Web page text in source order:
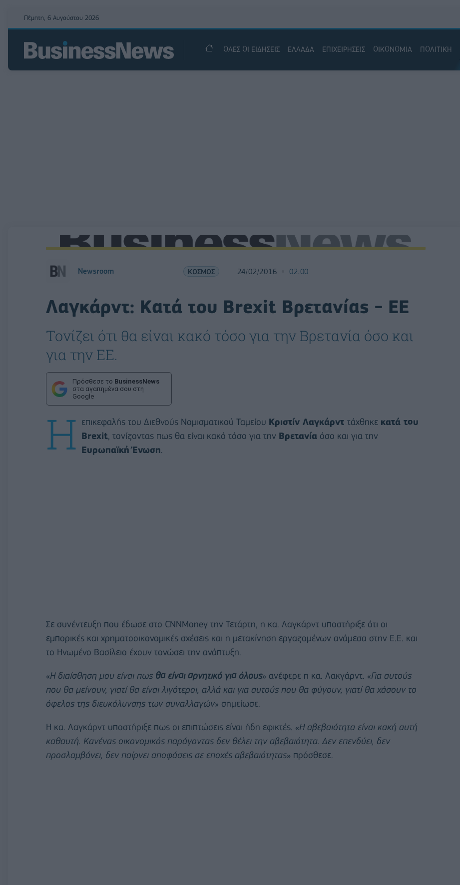
Πέμπτη, 6 Αυγούστου 2026
ΟΛΕΣ ΟΙ ΕΙΔΗΣΕΙΣ ΕΛΛΑΔΑ ΕΠΙΧΕΙΡΗΣΕΙΣ ΟΙΚΟΝΟΜΙΑ ΠΟΛΙΤΙΚΗ
Newsroom ΚΟΣΜΟΣ 24/02/2016 02:00
Λαγκάρντ: Κατά του Brexit Βρετανίας - ΕΕ
Τονίζει ότι θα είναι κακό τόσο για την Βρετανία όσο και
για την ΕΕ.
Πρόσθεσε το BusinessNews
στα αγαπημένα σου στη
Google
Η επικεφαλής του Διεθνούς Νομισματικού Ταμείου Κριστίν Λαγκάρντ τάχθηκε κατά του
Brexit , τονίζοντας πως θα είναι κακό τόσο για την Βρετανία όσο και για την
Ευρωπαϊκή Ένωση.
Σε συνέντευξη που έδωσε στο CNNMoney την Τετάρτη, η κα. Λαγκάρντ υποστήριξε ότι οι
εμπορικές και χρηματοοικονομικές σχέσεις και η μετακίνηση εργαζομένων ανάμεσα στην Ε.Ε. και
το Ηνωμένο Βασίλειο έχουν τονώσει την ανάπτυξη.
«Η διαίσθηση μου είναι πως θα είναι αρνητικό για όλους» ανέφερε η κα. Λακγάρντ. «Για αυτούς
που θα μείνουν, γιατί θα είναι λιγότεροι, αλλά και για αυτούς που θα φύγουν, γιατί θα χάσουν το
όφελος της διευκόλυνσης των συναλλαγών» σημείωσε.
Η κα. Λαγκάρντ υποστήριξε πως οι επιπτώσεις είναι ήδη εφικτές. «Η αβεβαιότητα είναι κακή αυτή
καθαυτή. Κανένας οικονομικός παράγοντας δεν θέλει την αβεβαιότητα. Δεν επενδύει, δεν
προσλαμβάνει, δεν παίρνει αποφάσεις σε εποχές αβεβαιότητας» πρόσθεσε.